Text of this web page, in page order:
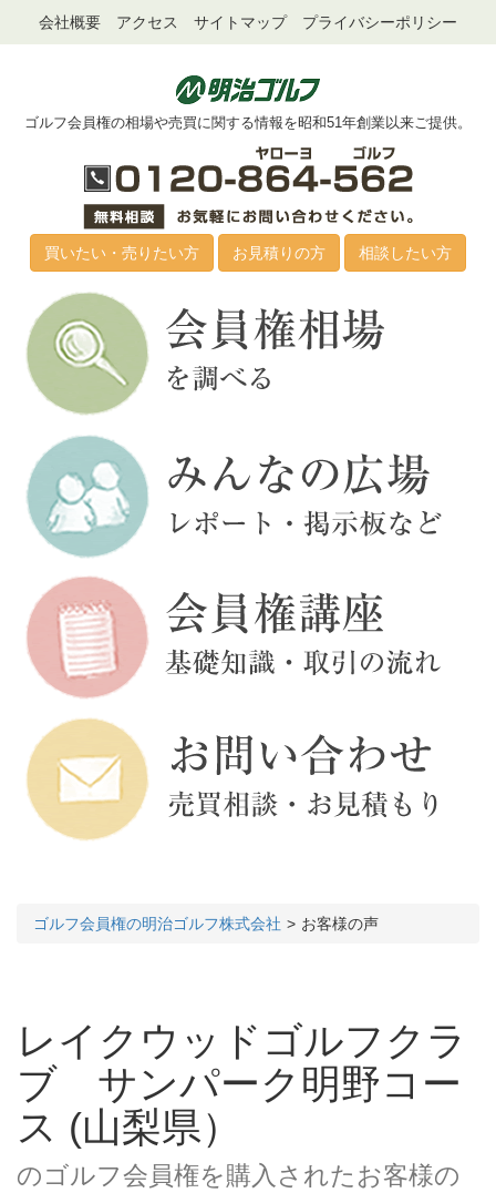
会社概要 アクセス サイトマップ プライバシーポリシー
ゴルフ会員権の相場や売買に関する情報を昭和51年創業以来ご提供。
買いたい・売りたい方 お見積りの方 相談したい方
ゴルフ会員権の明治ゴルフ株式会社 お客様の声
レイクウッドゴルフクラ
ブ サンパーク明野コー
ス (山梨県）
のゴルフ会員権を購入されたお客様の